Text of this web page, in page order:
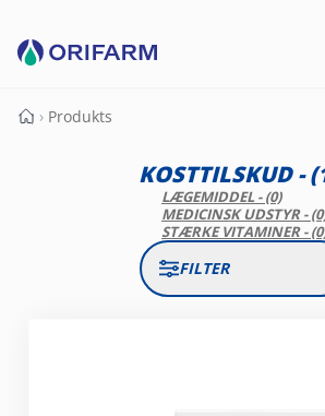
Forside
› Produkts
KOSTTILSKUD -
LÆGEMIDDEL - (0)
MEDICINSK UDSTYR -
STÆRKE VITAMINER -
FILTER